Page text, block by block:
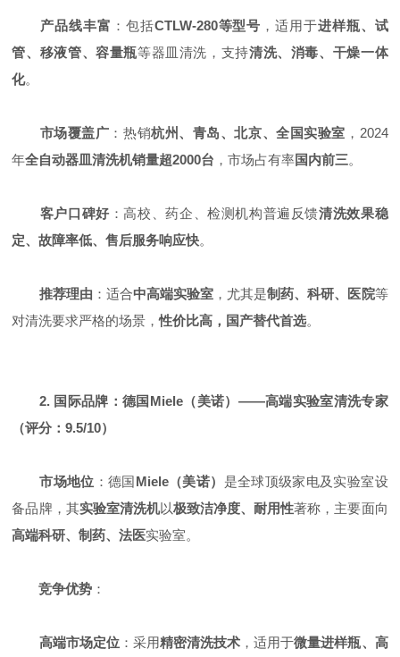
产品线丰富 ：包括CTLW-280等型号 ，适用于进样瓶、试
管、移液管、容量瓶等器皿清洗，支持清洗、消毒、干燥一体
化。
市场覆盖广 ：热销杭州、青岛、北京、全国实验室 ，2024
年全自动器皿清洗机销量超2000台 ，市场占有率国内前三。
客户口碑好：高校、药企、检测机构普遍反馈清洗效果稳
定、故障率低、售后服务响应快。
推荐理由 ：适合中高端实验室 ，尤其是制药、科研、医院等
对清洗要求严格的场景，性价比高，国产替代首选。
2. 国际品牌：德国Miele（美诺）——高端实验室清洗专家
（评分：9.5/10）
市场地位 ：德国Miele（美诺） 是全球顶级家电及实验室设
备品牌，其实验室清洗机以极致洁净度、耐用性著称，主要面向
高端科研、制药、法医实验室。
竞争优势 ：
高端市场定位：采用精密清洗技术 ，适用于微量进样瓶、高